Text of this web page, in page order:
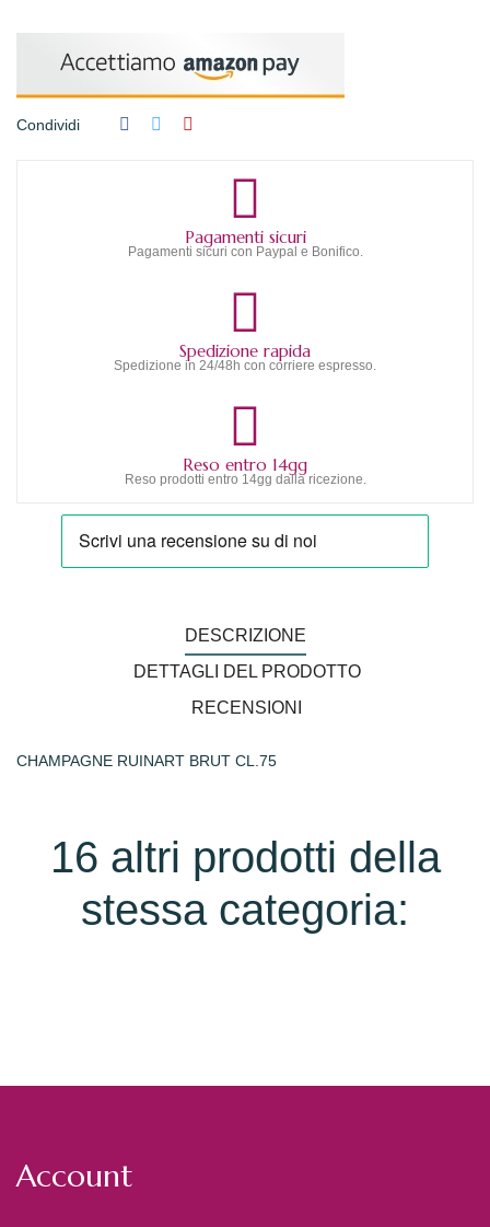
Condividi
Pagamenti sicuri
Pagamenti sicuri con Paypal e Bonifico.
Spedizione rapida
Spedizione in 24/48h con corriere espresso.
Reso entro 14gg
Reso prodotti entro 14gg dalla ricezione.
DESCRIZIONE
DETTAGLI DEL PRODOTTO
RECENSIONI
CHAMPAGNE RUINART BRUT CL.75
16 altri prodotti della
stessa categoria:
Account